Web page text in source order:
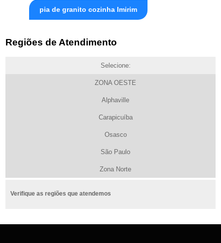
pia de granito cozinha Imirim
Regiões de Atendimento
Selecione:
ZONA OESTE
Alphaville
Carapicuíba
Osasco
São Paulo
Zona Norte
Verifique as regiões que atendemos